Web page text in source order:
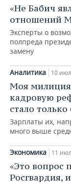
«Не Бабич
отношений
Эксперты о
полпреда
замену
Аналитика 10
Моя милиция
кадровую
стало
Зарплаты их,
много выше
Экономика 11
«Это вопрос
Росгвардия,